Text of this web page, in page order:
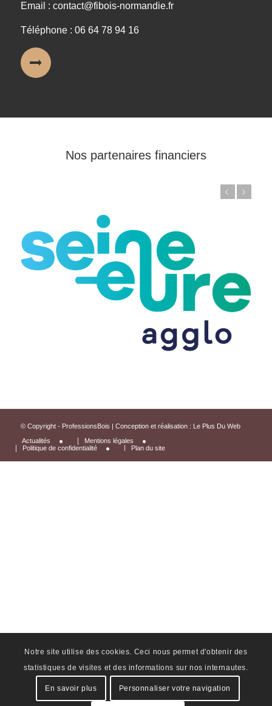
Email : contact@fibois-normandie.fr
Téléphone : 06 64 78 94 16
Nos partenaires financiers
© Copyright - ProfessionsBois | Conception et réalisation : Le Plus Du Web
Actualités
Mentions légales
Politique de confidentialité
Plan du site
Notre site utilise des cookies. Ceci nous permet d'obtenir des
statistiques de visites et des informations sur nos internautes.
En savoir plus Personnaliser votre navigation